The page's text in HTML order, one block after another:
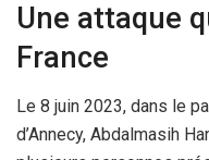
Une attaque
France
Le 8 juin 2023, dans le
d’Annecy, Abdalmasih